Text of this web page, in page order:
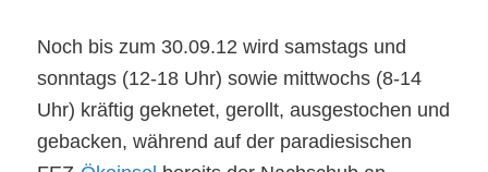
Noch bis zum 30.09.12 wird samstags und
sonntags (12-18 Uhr) sowie mittwochs (8-14
Uhr) kräftig geknetet, gerollt, ausgestochen und
gebacken, während auf der paradiesischen